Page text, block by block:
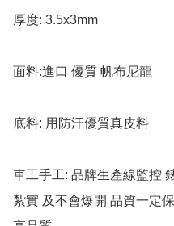
厚度: 3.5x3mm
面料:進口 優質 帆布尼龍
底料: 用防汗優質真皮料
車工手工: 品牌生產線監控
紮實 及不會爆開 品質一定